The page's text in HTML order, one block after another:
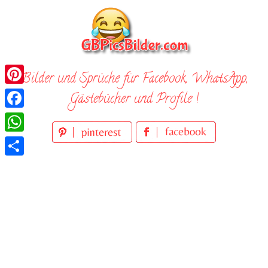
Bilder und Sprüche für Facebook, WhatsApp,
Gästebücher und Profile !
Pinterest
Facebook
WhatsApp